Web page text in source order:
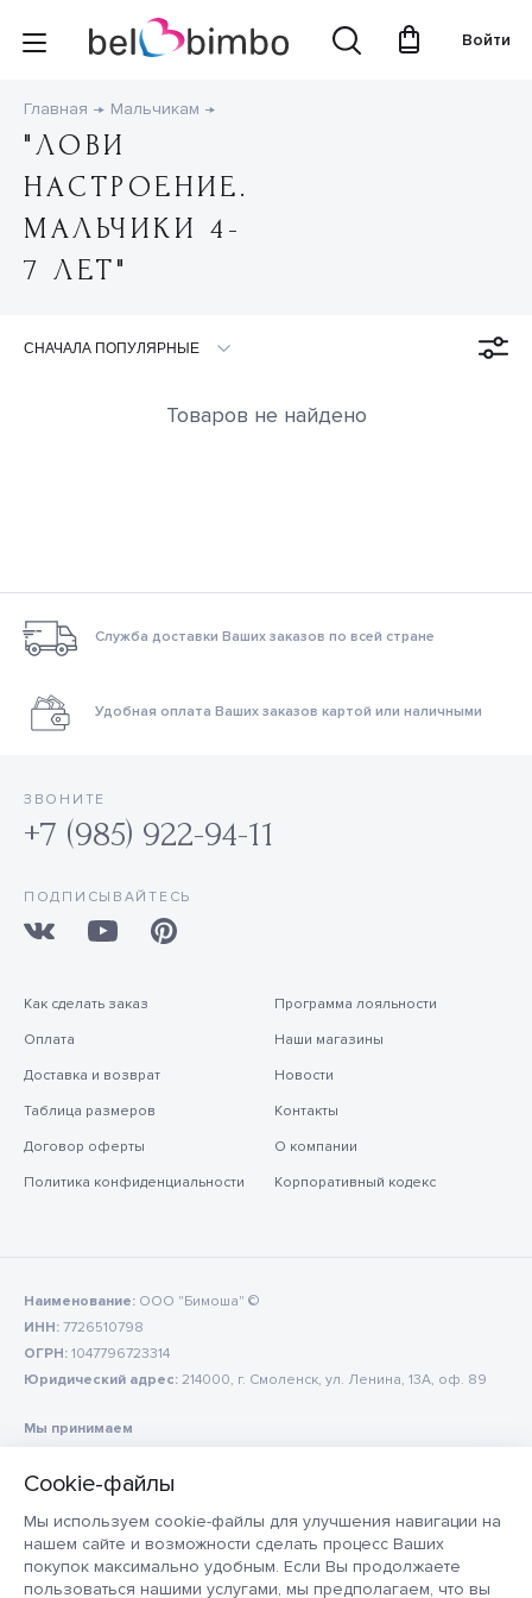
Мы используем cookie-файлы для улучшения навигации на
нашем сайте и возможности сделать процесс Ваших
покупок максимально удобным. Если Вы продолжаете
пользоваться нашими услугами, мы предполагаем, что вы
Войти
Главная Мальчикам
"ЛОВИ
НАСТРОЕНИЕ.
МАЛЬЧИКИ 4-
7 ЛЕТ"
Товаров не найдено
Служба доставки Ваших заказов по всей стране
Удобная оплата Ваших заказов картой или наличными
ЗВОНИТЕ
+7 (985) 922-94-11
ПОДПИСЫВАЙТЕСЬ
Как сделать заказ
Оплата
Доставка и возврат
Таблица размеров
Договор оферты
Политика конфиденциальности
Программа лояльности
Наши магазины
Новости
Контакты
О компании
Корпоративный кодекс
Наименование: ООО "Бимоша" ©
ИНН: 7726510798
ОГРН: 1047796723314
Юридический адрес: 214000, г. Смоленск, ул. Ленина, 13А, оф. 89
Мы принимаем